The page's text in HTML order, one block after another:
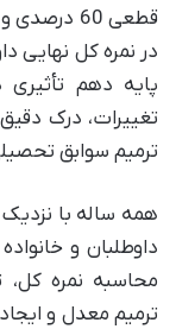
قطعی 60
در نمره کل نهایی
تغییرات، درک
ترمیم سوابق
همه ساله با
داوطلبان و
محاسبه نمره کل،
ترمیم معدل و